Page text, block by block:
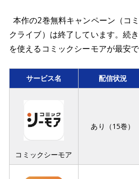
本作の2巻無料キャンペーン（コ
クライブ）は終了しています。続
を使えるコミックシーモアが最安で
サービス名 配信状況
コミックシーモア
あり（15巻）